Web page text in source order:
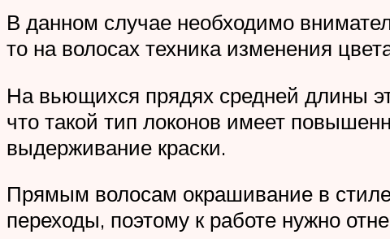
В данном случае необходимо
то на волосах техника изменения
На вьющихся прядях средней длины
что такой тип локонов имеет
выдерживание краски.
Прямым волосам окрашивание в
переходы, поэтому к работе нужно